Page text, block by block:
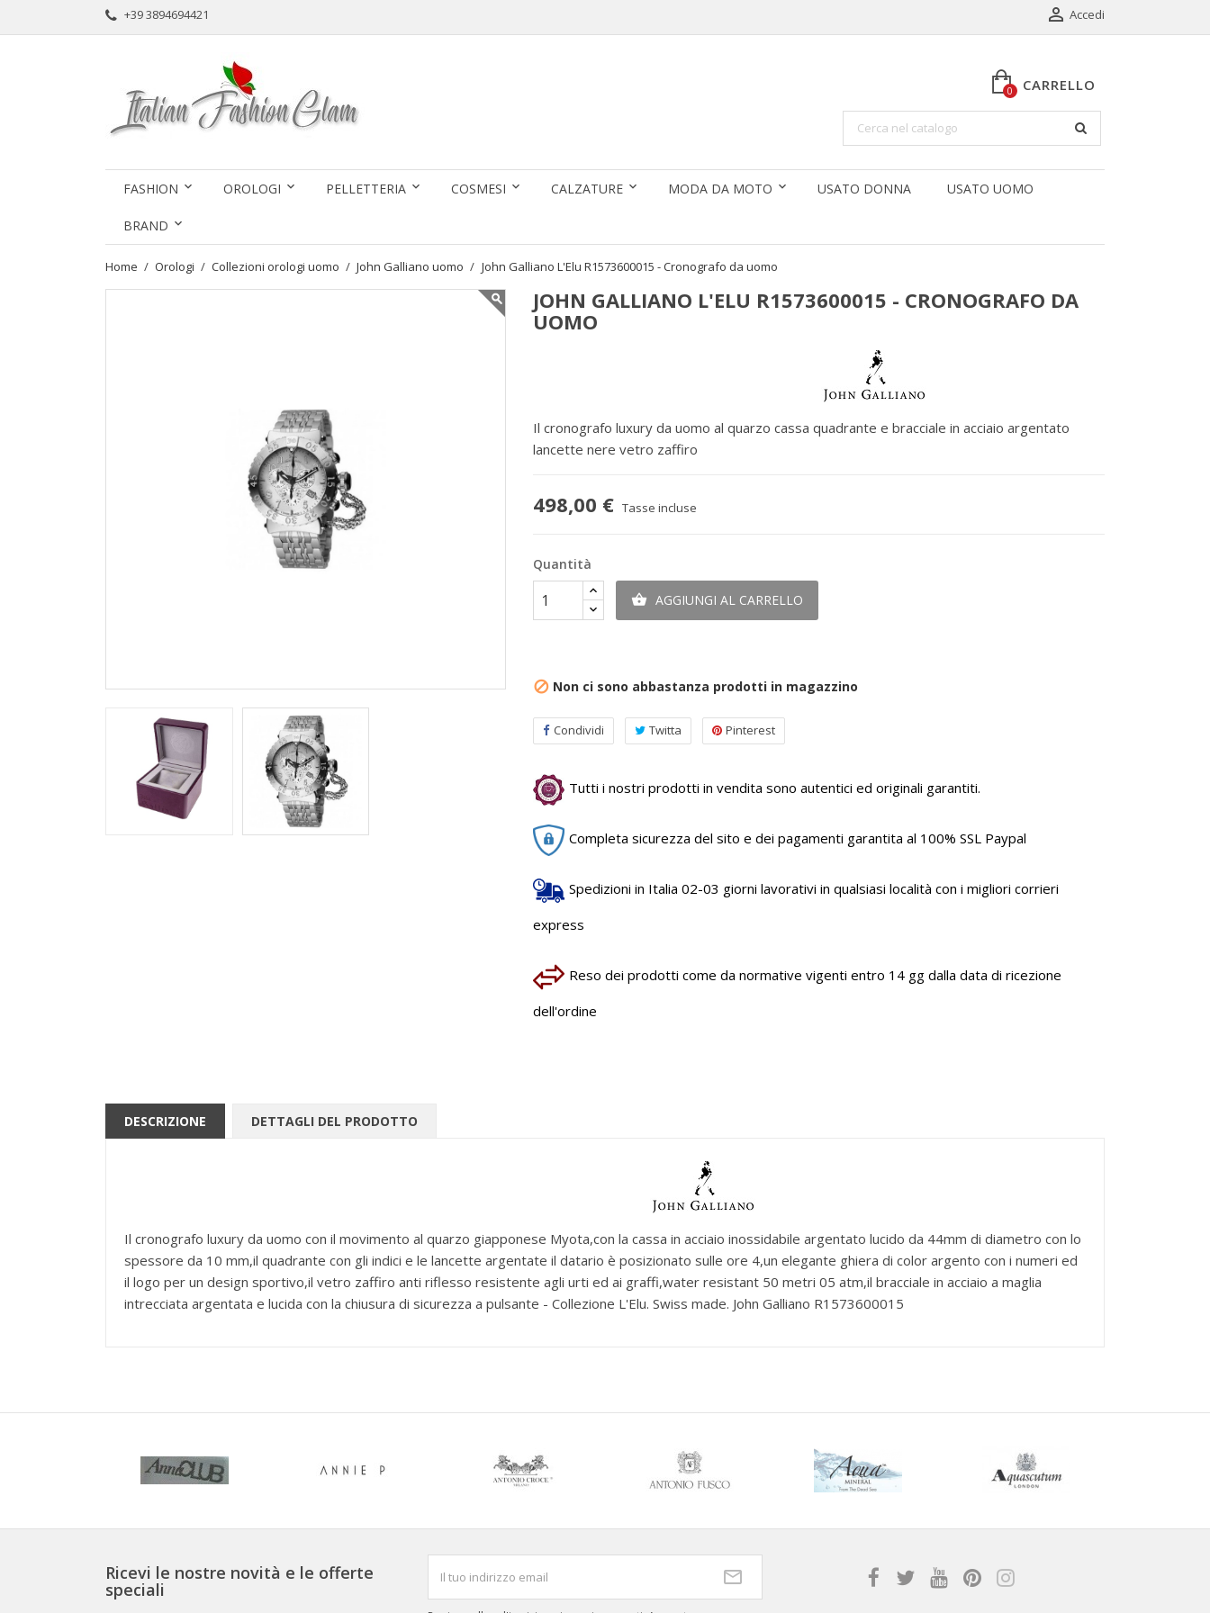
+39 3894694421  Accedi
CARRELLO
0
FASHION OROLOGI PELLETTERIA COSMESI CALZATURE MODA DA MOTO USATO DONNA USATO UOMO
BRAND
Home Orologi Collezioni orologi uomo John Galliano uomo John Galliano L'Elu R1573600015 - Cronografo da uomo
JOHN GALLIANO L'ELU R1573600015 - CRONOGRAFO DA
UOMO
Il cronografo luxury da uomo al quarzo cassa quadrante e bracciale in acciaio argentato
lancette nere vetro zaffiro
498,00 € Tasse incluse
Quantità
 AGGIUNGI AL CARRELLO
 Non ci sono abbastanza prodotti in magazzino
Condividi Twitta Pinterest
Tutti i nostri prodotti in vendita sono autentici ed originali garantiti.
Completa sicurezza del sito e dei pagamenti garantita al 100% SSL Paypal
Spedizioni in Italia 02-03 giorni lavorativi in qualsiasi località con i migliori corrieri
express
Reso dei prodotti come da normative vigenti entro 14 gg dalla data di ricezione
dell'ordine
DESCRIZIONE DETTAGLI DEL PRODOTTO
Il cronografo luxury da uomo con il movimento al quarzo giapponese Myota,con la cassa in acciaio inossidabile argentato lucido da 44mm di diametro con lo
spessore da 10 mm,il quadrante con gli indici e le lancette argentate il datario è posizionato sulle ore 4,un elegante ghiera di color argento con i numeri ed
il logo per un design sportivo,il vetro zaffiro anti riflesso resistente agli urti ed ai graffi,water resistant 50 metri 05 atm,il bracciale in acciaio a maglia
intrecciata argentata e lucida con la chiusura di sicurezza a pulsante - Collezione L'Elu. Swiss made. John Galliano R1573600015
Ricevi le nostre novità e le offerte
speciali